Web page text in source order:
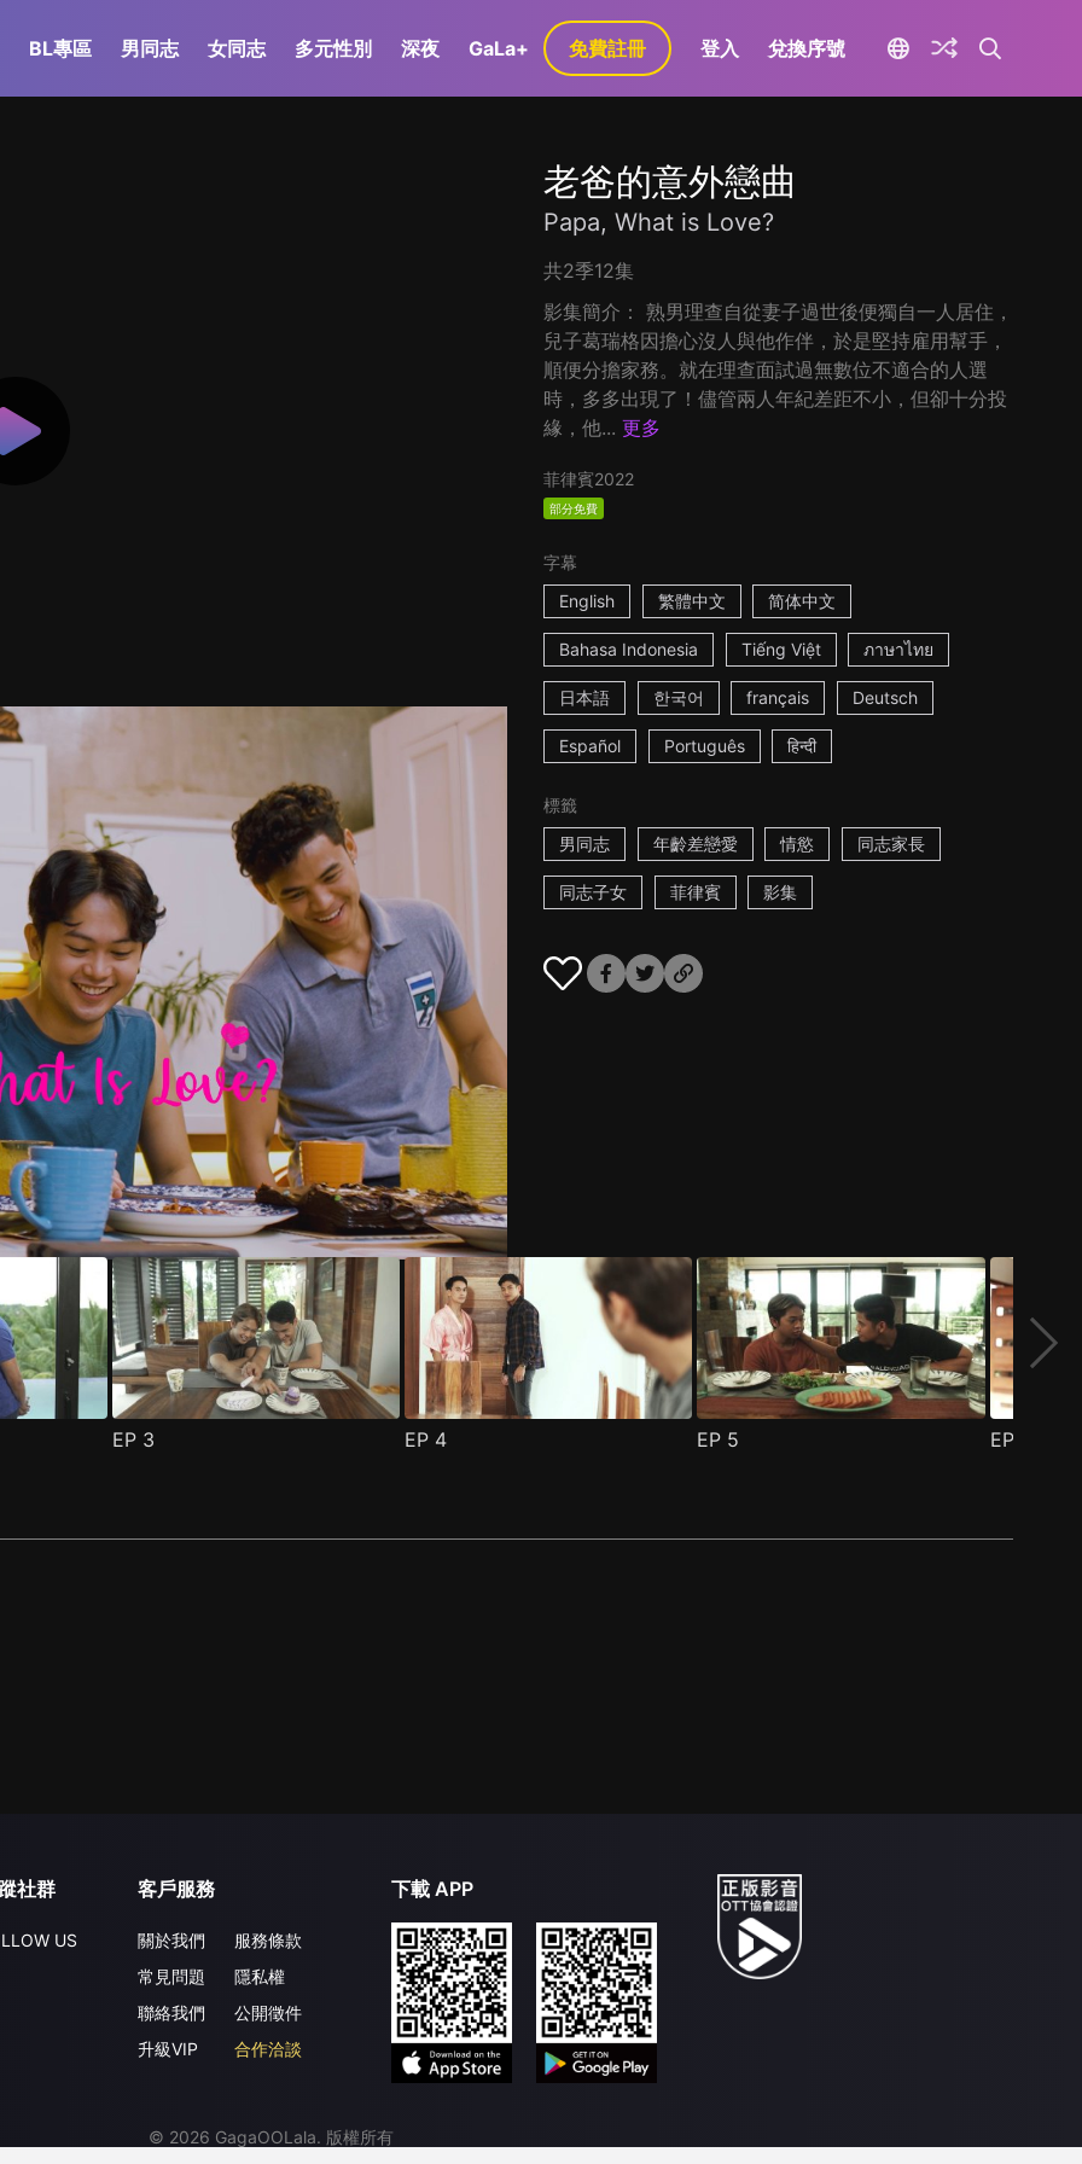
BL專區 男同志 女同志 多元性別 深夜 GaLa+ 免費註冊 登入 兌換序號
老爸的意外戀曲
Papa, What is Love?
共2季12集
影集簡介： 熟男理查自從妻子過世後便獨自一人居住，
兒子葛瑞格因擔心沒人與他作伴，於是堅持雇用幫手，
順便分擔家務。就在理查面試過無數位不適合的人選
時，多多出現了！儘管兩人年紀差距不小，但卻十分投
緣，他... 更多
菲律賓2022
部分免費
字幕
English
繁體中文 简体中文
Bahasa Indonesia Tiếng Việt ภาษาไทย
日本語 한국어 français Deutsch
Español Português हिन्दी
標籤
男同志
年齡差戀愛 情慾 同志家長
同志子女 菲律賓 影集
EP 3 EP 4 EP 5 EP
社群
US
客戶服務
關於我們
常見問題
聯絡我們
升級VIP
服務條款
隱私權
公開徵件
合作洽談
下載 APP
© 2026 GagaOOLala. 版權所有